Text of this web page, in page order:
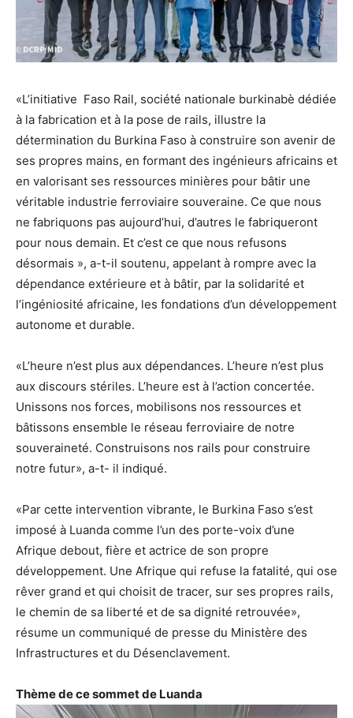
«L’initiative Faso Rail, société nationale burkinabè dédiée
à la fabrication et à la pose de rails, illustre la
détermination du Burkina Faso à construire son avenir de
ses propres mains, en formant des ingénieurs africains et
en valorisant ses ressources minières pour bâtir une
véritable industrie ferroviaire souveraine. Ce que nous
ne fabriquons pas aujourd’hui, d’autres le fabriqueront
pour nous demain. Et c’est ce que nous refusons
désormais », a-t-il soutenu, appelant à rompre avec la
dépendance extérieure et à bâtir, par la solidarité et
l’ingéniosité africaine, les fondations d’un développement
autonome et durable.
«L’heure n’est plus aux dépendances. L’heure n’est plus
aux discours stériles. L’heure est à l’action concertée.
Unissons nos forces, mobilisons nos ressources et
bâtissons ensemble le réseau ferroviaire de notre
souveraineté. Construisons nos rails pour construire
notre futur», a-t- il indiqué.
«Par cette intervention vibrante, le Burkina Faso s’est
imposé à Luanda comme l’un des porte-voix d’une
Afrique debout, fière et actrice de son propre
développement. Une Afrique qui refuse la fatalité, qui ose
rêver grand et qui choisit de tracer, sur ses propres rails,
le chemin de sa liberté et de sa dignité retrouvée»,
résume un communiqué de presse du Ministère des
Infrastructures et du Désenclavement.
Thème de ce sommet de Luanda